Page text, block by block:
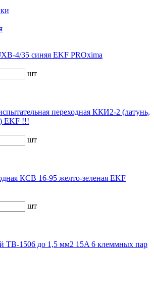
4/35 синяя EKF PROxima
шт
переходная ККИ2-2 (латунь,
EKF !!!
шт
КСВ 16-95 желто-зеленая EKF
шт
TB-1506 до 1,5 мм2 15A 6 клеммных пар